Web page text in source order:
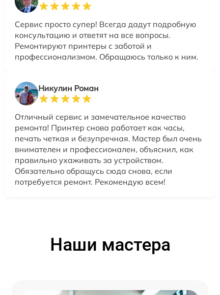
Сервис просто супер! Всегда дадут подробную
консультацию и ответят на все вопросы.
Ремонтируют принтеры с заботой и
профессионализмом. Обращаюсь только к ним.
Никулин Роман
Отличный сервис и замечательное качество
ремонта! Принтер снова работает как часы,
печать четкая и безупречная. Мастер был очень
внимателен и профессионален, объяснил, как
правильно ухаживать за устройством.
Обязательно обращусь сюда снова, если
потребуется ремонт. Рекомендую всем!
Наши мастера